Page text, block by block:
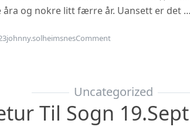
åra og nokre litt færre år. Uansett er det …
johnny.solheimsnesCommenton Oppstart
Uncategorized
Til Sogn 19.sept